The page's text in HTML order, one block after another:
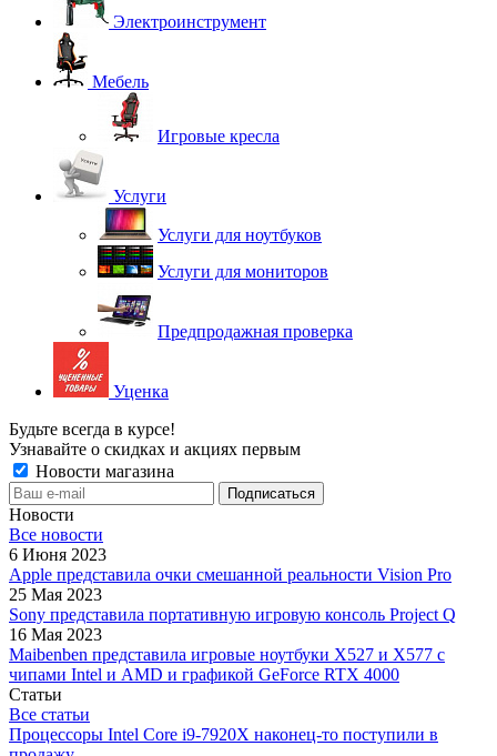
Электроинструмент
Мебель
Игровые кресла
Услуги
Услуги для ноутбуков
Услуги для мониторов
Предпродажная проверка
Уценка
Будьте всегда в курсе!
Узнавайте о скидках и акциях первым
Новости магазина
Новости
Все новости
6 Июня 2023
Apple представила очки смешанной реальности Vision Pro
25 Мая 2023
Sony представила портативную игровую консоль Project Q
16 Мая 2023
Maibenben представила игровые ноутбуки X527 и X577 с
чипами Intel и AMD и графикой GeForce RTX 4000
Статьи
Все статьи
Процессоры Intel Core i9-7920X наконец-то поступили в